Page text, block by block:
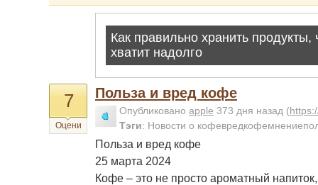
7
Оцени
Польза и вред кофе
Опубликовано apple 373 дня назад (
Тэги: Новости о
Польза и вред кофе
25 марта 2024
Кофе – это не просто ароматный